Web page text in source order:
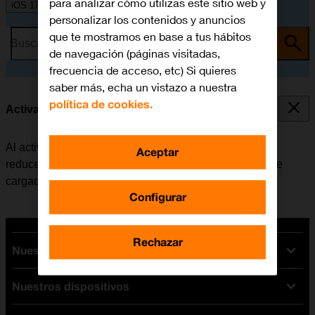
iOS 17
Busca por problema o tema
Activar o desactivar la carga de batería optimizada
Al activar la función de carga de batería optimizada se
reduce el tiempo en el que el móvil está completamente
cargado, lo cual alarga la vida útil de la batería.
Nuestras tarifas
Tarifas Orange
Tarifas fibra y móvil
Nuestros dispositivos
personalizar los contenidos y anuncios
que te mostramos en base a tus hábitos
de navegación (páginas visitadas,
frecuencia de acceso, etc) Si quieres
saber más, echa un vistazo a nuestra
política de cookies.
Configurar
Rechazar
Aceptar